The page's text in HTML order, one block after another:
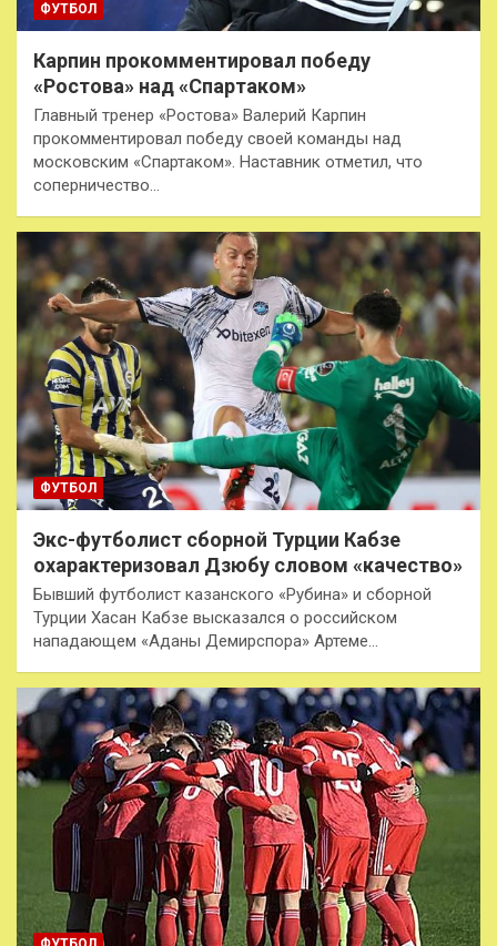
ФУТБОЛ
Карпин прокомментировал победу
«Ростова» над «Спартаком»
Главный тренер «Ростова» Валерий Карпин
прокомментировал победу своей команды над
московским «Спартаком». Наставник отметил, что
соперничество…
ФУТБОЛ
Экс-футболист сборной Турции Кабзе
охарактеризовал Дзюбу словом «качество»
Бывший футболист казанского «Рубина» и сборной
Турции Хасан Кабзе высказался о российском
нападающем «Аданы Демирспора» Артеме…